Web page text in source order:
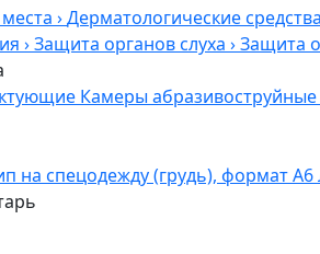
›Дерматологические средства
›Защита органов слуха ›Защита
Камеры
на спецодежду (грудь), формат А6